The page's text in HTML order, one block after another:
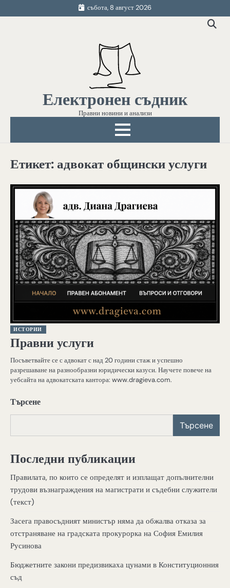
to
събота, 8 август 2026
Електронен съдник
Правни новини и анализи
Етикет:адвокат общински услуги
ИСТОРИИ
Правни услуги
Посъветвайте се с адвокат с над 20 години стаж и успешно
разрешаване на разнообразни юридически казуси. Научете повече на
уебсайта на адвокатската кантора: www.dragieva.com.
Търсене
Търсене
Последни публикации
Правилата, по които се определят и изплащат допълнителни
трудови възнаграждения на магистрати и съдебни служители
(текст)
Засега правосъдният министър няма да обжалва отказа за
отстраняване на градската прокурорка на София Емилия
Русинова
Бюджетните закони предизвикаха цунами в Конституционния
съд